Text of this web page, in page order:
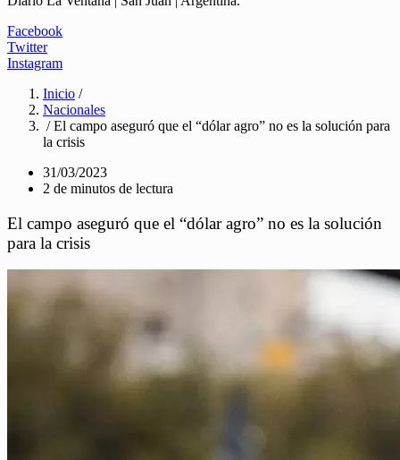
Facebook
Twitter
Instagram
Inicio /
Nacionales
/ El campo aseguró que el “dólar agro” no es la solución para
la crisis
31/03/2023
2 de minutos de lectura
El campo aseguró que el “dólar agro” no es la solución
para la crisis